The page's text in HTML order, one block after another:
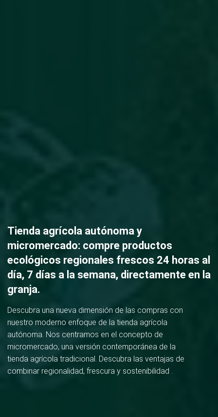
Tienda agrícola autónoma y
micromercado: compre productos
ecológicos regionales frescos 24 horas al
día, 7 días a la semana, directamente en la
granja.
Descubra una nueva dimensión de las compras con
nuestro moderno enfoque de la tienda agrícola
autónoma. Nos centramos en el concepto de
micromercado, una versión contemporánea de la
tienda agrícola tradicional. Descubra las ventajas de
combinar regionalidad, frescura y sostenibilidad .